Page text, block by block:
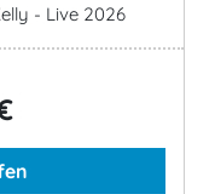
- Live 2026